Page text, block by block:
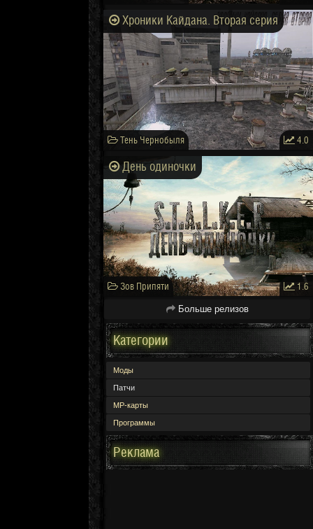
Хроники Кайдана. Вторая серия
Тень Чернобыля 4.0
День одиночки
Зов Припяти 1.6
Больше релизов
Категории
Моды
Патчи
МР-карты
Программы
Реклама